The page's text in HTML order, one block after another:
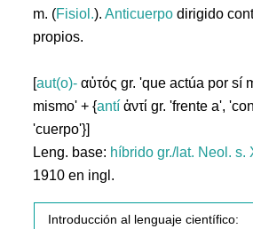
m. (Fisiol.).Anticuerpo dirigido
propios.
[aut(o)- αὐτός gr. 'que actúa por sí
mismo' + {antí ἀντί gr. 'frente a',
'cuerpo'}]
Leng. base: híbrido gr./lat. Neol. s.
1910 en ingl.
Introducción al lenguaje científico: